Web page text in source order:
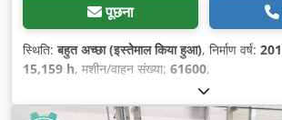
पूछना
स्थिति:बहुत अच्छा (इस्तेमाल किया हुआ), निर्माण वर्ष:
15,159 h, मशीन/वाहन संख्या: 61600,